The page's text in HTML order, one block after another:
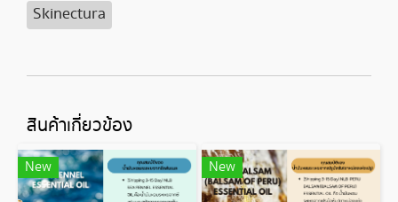
Skinectura
สินค้าเกี่ยวข้อง
New New